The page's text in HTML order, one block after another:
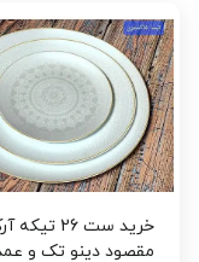
خرید ست 26
مقصود دینو تک و